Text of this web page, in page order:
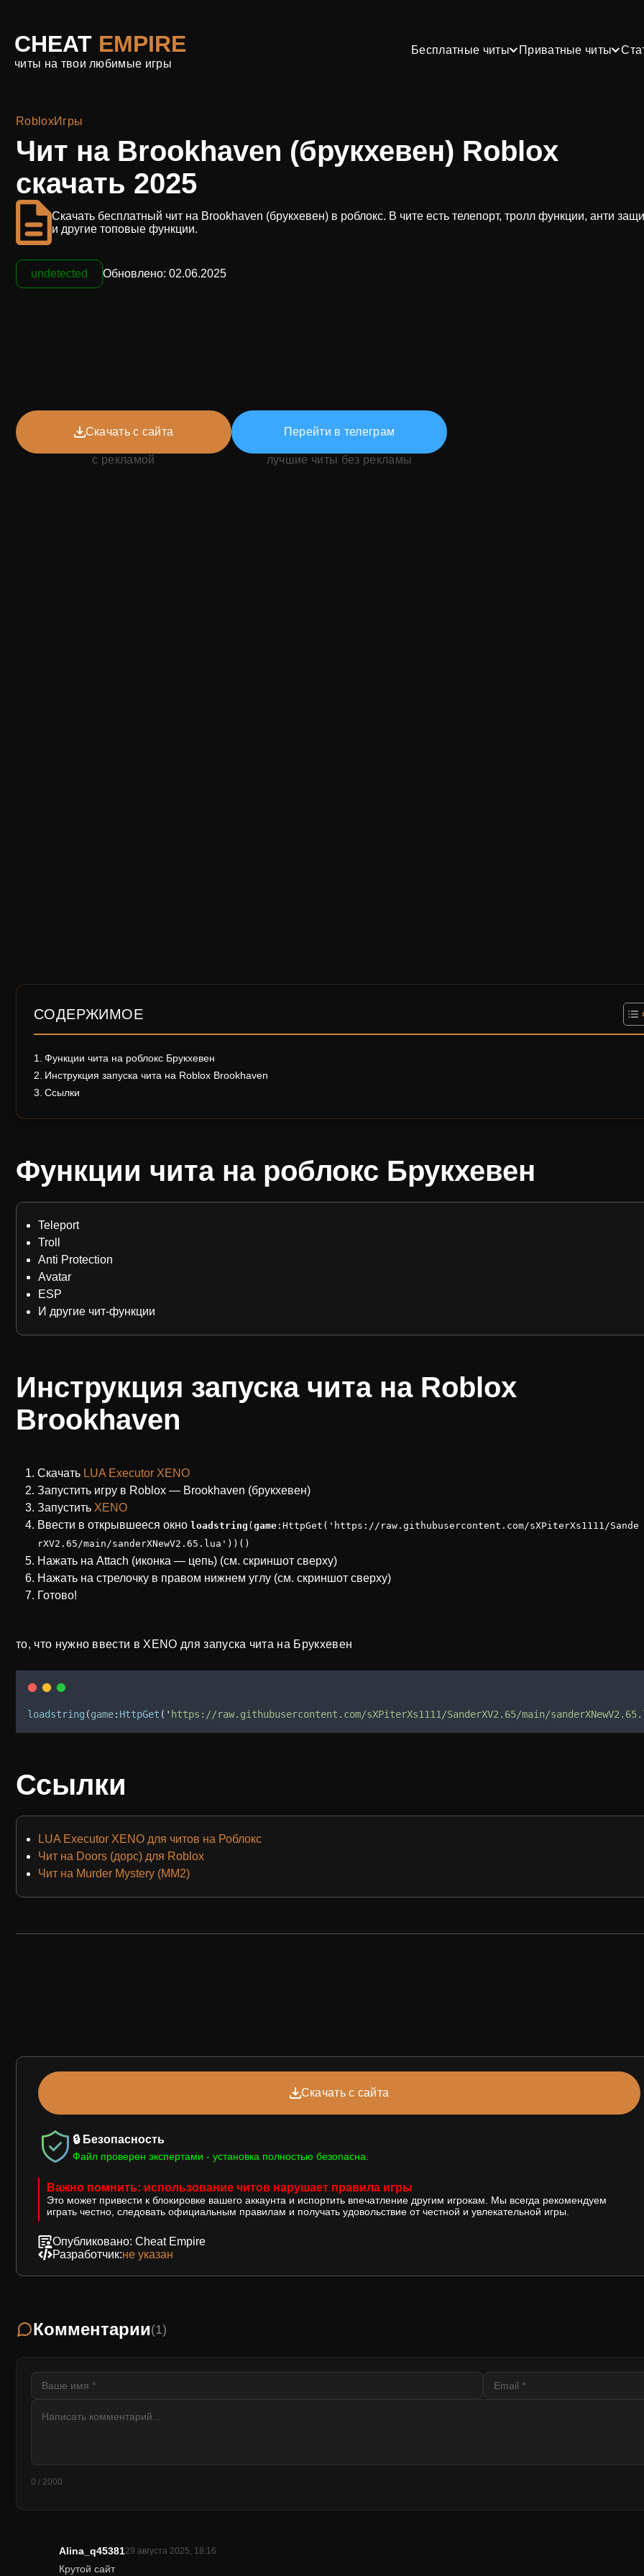
CHEAT EMPIRE
читы на твои любимые игры
Бесплатные читы Приватные читы
RobloxИгры
Чит на Brookhaven (брукхевен) Roblox
скачать 2025
Скачать бесплатный чит на Brookhaven (брукхевен) в роблокс. В чите есть телепорт, тролл функции, анти
и другие топовые функции.
undetected Обновлено: 02.06.2025
Скачать с сайта
с рекламой
Перейти в телеграм
лучшие читы без рекламы
СОДЕРЖИМОЕ
Функции чита на роблокс Брукхевен
Инструкция запуска чита на Roblox Brookhaven
Ссылки
Функции чита на роблокс Брукхевен
Teleport
Troll
Anti Protection
Avatar
ESP
И другие чит-функции
Инструкция запуска чита на Roblox
Brookhaven
Скачать LUA Executor XENO
Запустить игру в Roblox — Brookhaven (брукхевен)
Запустить XENO
Ввести в открывшееся окно loadstring ( game :HttpGet('https://raw.githubusercontent.com/sXPiterXs1111/Sande
rXV2.65/main/sanderXNewV2.65.lua'))()
Нажать на Attach (иконка — цепь) (см. скриншот сверху)
Нажать на стрелочку в правом нижнем углу (см. скриншот сверху)
Готово!
то, что нужно ввести в XENO для запуска чита на Брукхевен
loadstring (game: HttpGet ( ' https://raw.githubusercontent.com/sXPiterXs1111/SanderXV2.65/main/
Ссылки
LUA Executor XENO для читов на Роблокс
Чит на Doors (дорс) для Roblox
Чит на Murder Mystery (MM2)
Скачать с сайта
🔒 Безопасность
Файл проверен экспертами - установка полностью безопасна.
Важно помнить: использование читов нарушает правила игры
Это может привести к блокировке вашего аккаунта и испортить впечатление другим игрокам. Мы всегда рекомендуем
играть честно, следовать официальным правилам и получать удовольствие от честной и увлекательной игры.
Опубликовано: Cheat Empire
Разработчик:не указан
Комментарии(1)
0 / 2000
Alina_q4538129 августа 2025, 18:16
Крутой сайт